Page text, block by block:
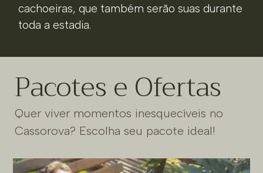
cachoeiras, que também serão suas durante
toda a estadia.
Pacotes e Ofertas
Quer viver momentos inesquecíveis no
Cassorova? Escolha seu pacote ideal!